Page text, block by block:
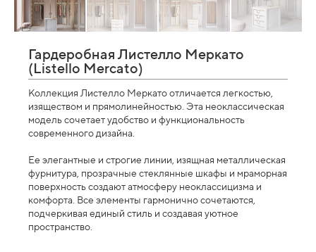
Гардеробная Листелло Меркато
(Listello Mercato)
Коллекция Листелло Меркато отличается легкостью,
изяществом и прямолинейностью. Эта неоклассическая
модель сочетает удобство и функциональность
современного дизайна.
Ее элегантные и строгие линии, изящная металлическая
фурнитура, прозрачные стеклянные шкафы и мраморная
поверхность создают атмосферу неоклассицизма и
комфорта. Все элементы гармонично сочетаются,
подчеркивая единый стиль и создавая уютное
пространство.